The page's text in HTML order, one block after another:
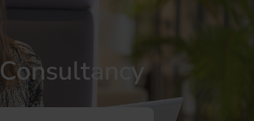
Consultancy